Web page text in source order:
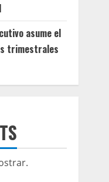
asume el
trimestrales